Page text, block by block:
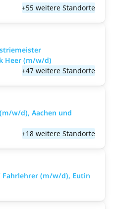
+55 weitere Standorte
Heer (m/w/d)
+47 weitere Standorte
w/d), Aachen und
+18 weitere Standorte
(m/w/d), Eutin